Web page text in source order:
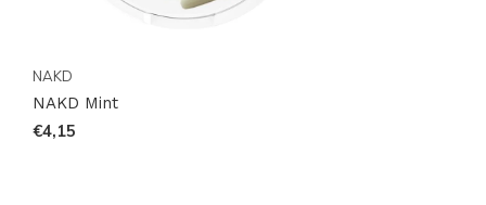
NAKD
NAKD Mint
€4,15